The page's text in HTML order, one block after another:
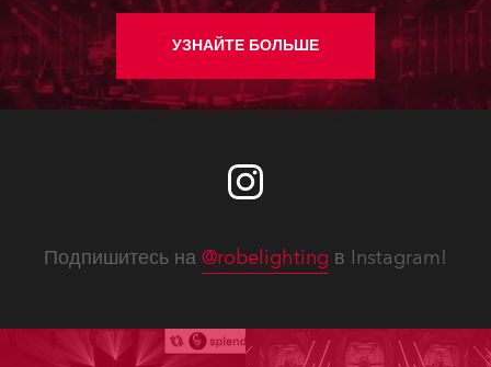
УЗНАЙТЕ БОЛЬШЕ
Подпишитесь на @robelighting в Instagram!